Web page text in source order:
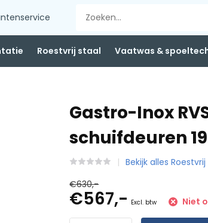
Roestvrij staal Vaatwas &
Gastro-Inox
schuifdeuren
Bekijk alles
€630,-
€567,- Excl. btw Niet